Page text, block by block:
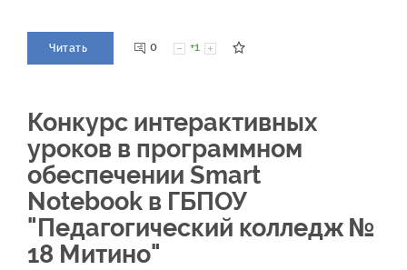
Читать 0 +1
Конкурс интерактивных
уроков в программном
обеспечении Smart
Notebook в ГБПОУ
"Педагогический колледж №
18 Митино"